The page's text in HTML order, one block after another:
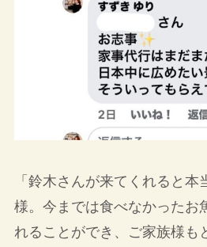
「鈴木さんが来てくれると本
様。今までは食べなかったお
れることができ、ご家族様も